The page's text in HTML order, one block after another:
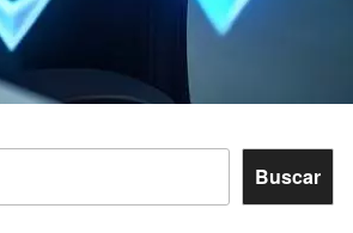
Buscar